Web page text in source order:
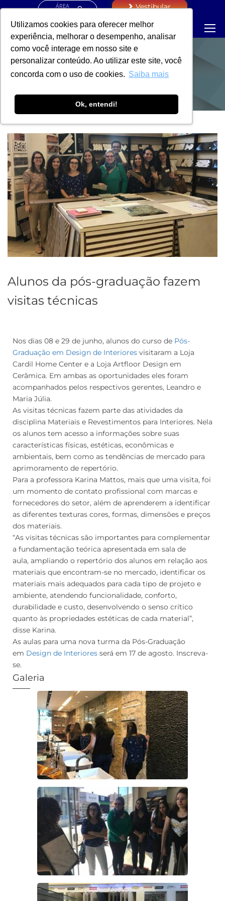
Utilizamos cookies para oferecer melhor
experiência, melhorar o desempenho, analisar
como você interage em nosso site e
personalizar conteúdo. Ao utilizar este site, você
concorda com o uso de cookies. Saiba mais
Ok, entendi!
ÁREA
Vestibular
NOTÍCIAS
Alunos da pós-graduação fazem
visitas técnicas
Nos dias 08 e 29 de junho, alunos do curso de Pós-
Graduação em Design de Interiores visitaram a Loja
Cardil Home Center e a Loja Artfloor Design em
Cerâmica. Em ambas as oportunidades eles foram
acompanhados pelos respectivos gerentes, Leandro e
Maria Júlia.
As visitas técnicas fazem parte das atividades da
disciplina Materiais e Revestimentos para Interiores. Nela
os alunos tem acesso a informações sobre suas
características físicas, estéticas, econômicas e
ambientais, bem como as tendências de mercado para
aprimoramento de repertório.
Para a professora Karina Mattos, mais que uma visita, foi
um momento de contato profissional com marcas e
fornecedores do setor, além de aprenderem a identificar
as diferentes texturas cores, formas, dimensões e preços
dos materiais.
“As visitas técnicas são importantes para complementar
a fundamentação teórica apresentada em sala de
aula, ampliando o repertório dos alunos em relação aos
materiais que encontram-se no mercado, identificar os
materiais mais adequados para cada tipo de projeto e
ambiente, atendendo funcionalidade, conforto,
durabilidade e custo, desenvolvendo o senso crítico
quanto às propriedades estéticas de cada material”,
disse Karina.
As aulas para uma nova turma da Pós-Graduação
em Design de Interiores será em 17 de agosto. Inscreva-
se.
Galeria